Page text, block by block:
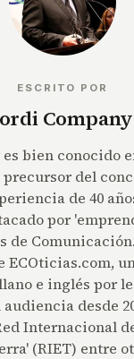
ESCRITO POR
Company
bien conocido
del
de 40
por
de
ECOticias.com,
e inglés por
desde
Internacional
(RIET) entre